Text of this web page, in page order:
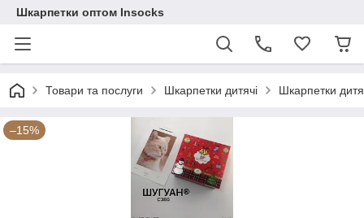
Шкарпетки оптом Insocks
Товари та послуги Шкарпетки дитячі Шкарпетки
–15%